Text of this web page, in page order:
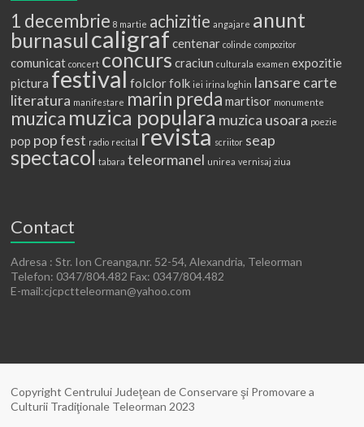
1 decembrie 8 martie achizitie angajare anunt
burnasulcaligraf centenar colinde compozitor
comunicat concert concurs craciun culturala examen expozitie
pictura festival folclorfolk iei irina loghin lansare carte
literatura manifestare marin preda martisor monumente
muzica muzica populara muzica usoara poezie
pop pop fest radio recital revista scriitor seap
spectacol tabara teleormanel unirea vernisaj ziua
Contact
Adresa : Str. Ion Creanga,nr. 52-54, Alexandria, Teleorman
Telefon: 0347/804.482 Fax: 0347/804.482
E-mail:cjcpctteleorman@yahoo.com
Copyright Centrului Judeţean de Conservare şi Promovare a
Culturii Tradiţionale Teleorman 2023